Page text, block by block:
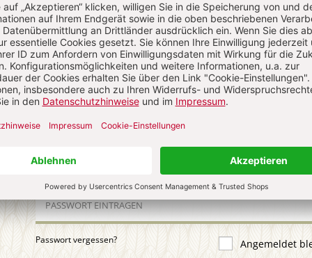
über Ihren Kommentar
ALS GAST KOMMENTIEREN
Passwort vergessen? Angemeldet